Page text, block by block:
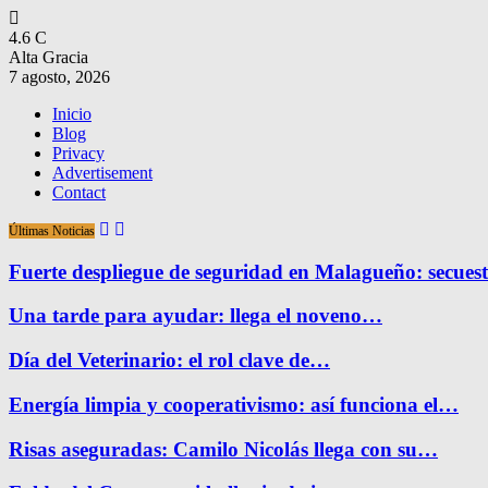
4.6 C
Alta Gracia
7 agosto, 2026
Inicio
Blog
Privacy
Advertisement
Contact
Últimas Noticias
Fuerte despliegue de seguridad en Malagueño:
Una tarde para ayudar: llega el noveno…
Día del Veterinario: el rol clave de…
Energía limpia y cooperativismo: así funciona el…
Risas aseguradas: Camilo Nicolás llega con su…